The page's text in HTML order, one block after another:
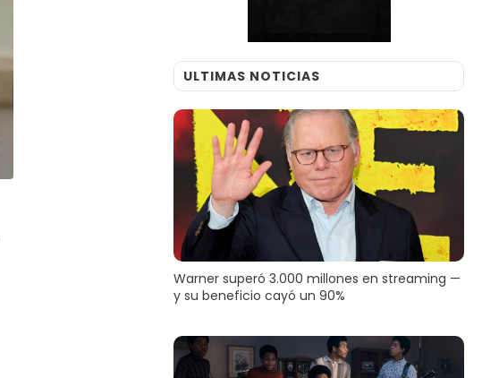
ULTIMAS NOTICIAS
Warner superó 3.000 millones en streaming —
y su beneficio cayó un 90%